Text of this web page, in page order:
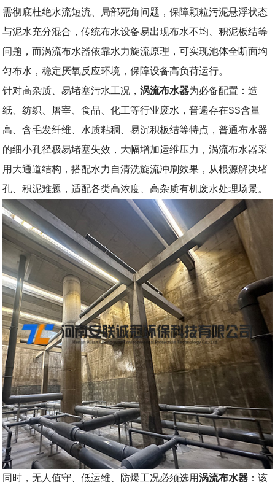
需彻底杜绝水流短流、局部死角问题，保障颗粒污泥悬浮状态
与泥水充分混合，传统布水设备易出现布水不均、积泥板结等
问题，而涡流布水器依靠水力旋流原理，可实现池体全断面均
匀布水，稳定厌氧反应环境，保障设备高负荷运行。
针对高杂质、易堵塞污水工况，涡流布水器为必备配置：造
纸、纺织、屠宰、食品、化工等行业废水，普遍存在SS含量
高、含毛发纤维、水质粘稠、易沉积板结等特点，普通布水器
的细小孔径极易堵塞失效，大幅增加运维压力，涡流布水器采
用大通道结构，搭配水力自清洗旋流冲刷效果，从根源解决堵
孔、积泥难题，适配各类高浓度、高杂质有机废水处理场景。
同时，无人值守、低运维、防爆工况必须选用涡流布水器 ：该